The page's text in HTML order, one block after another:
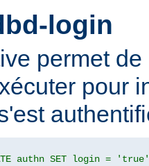
login
permet
pour
authn SET login = 'true'